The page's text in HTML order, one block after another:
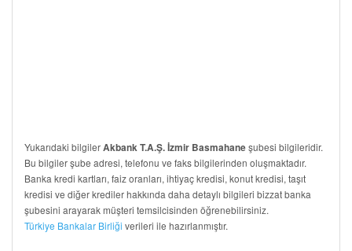
Yukarıdaki bilgilerAkbank T.A.Ş. İzmir Basmahaneşubesi bilgileridir.
Bu bilgiler şube adresi, telefonu ve faks bilgilerinden oluşmaktadır.
Banka kredi kartları, faiz oranları, ihtiyaç kredisi, konut kredisi, taşıt
kredisi ve diğer krediler hakkında daha detaylı bilgileri bizzat banka
şubesini arayarak müşteri temsilcisinden öğrenebilirsiniz.
Türkiye Bankalar Birliği verileri ile hazırlanmıştır.